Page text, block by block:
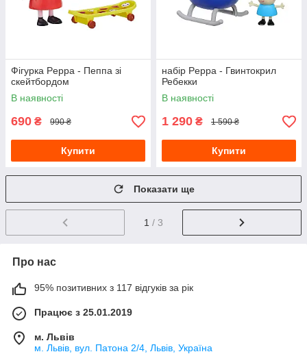
Фігурка Peppa - Пеппа зі
скейтбордом
В наявності
690 ₴ 990 ₴
Купити
набір Peppa - Гвинтокрил
Ребекки
В наявності
1 290 ₴ 1 590 ₴
Купити
Показати ще
1 / 3
Про нас
95% позитивних з 117 відгуків за рік
Працює з 25.01.2019
м. Львів
м. Львів, вул. Патона 2/4, Львів, Україна